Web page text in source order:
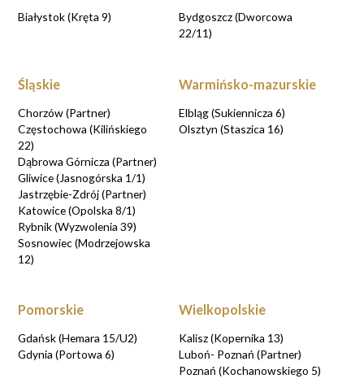
Białystok (Kręta 9)
Bydgoszcz (Dworcowa
22/11)
Śląskie
Chorzów (Partner)
Częstochowa (Kilińskiego
22)
Dąbrowa Górnicza (Partner)
Gliwice (Jasnogórska 1/1)
Jastrzębie-Zdrój (Partner)
Katowice (Opolska 8/1)
Rybnik (Wyzwolenia 39)
Sosnowiec (Modrzejowska
12)
Warmińsko-mazurskie
Elbląg (Sukiennicza 6)
Olsztyn (Staszica 16)
Pomorskie
Gdańsk (Hemara 15/U2)
Gdynia (Portowa 6)
Wielkopolskie
Kalisz (Kopernika 13)
Luboń- Poznań (Partner)
Poznań (Kochanowskiego 5)